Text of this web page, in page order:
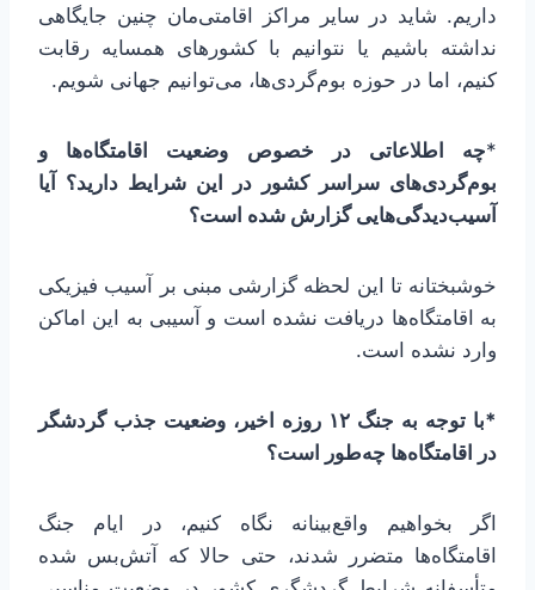
داریم. شاید در سایر مراکز اقامتی‌مان چنین جایگاهی
نداشته باشیم یا نتوانیم با کشورهای همسایه رقابت
کنیم، اما در حوزه بوم‌گردی‌ها، می‌توانیم جهانی شویم.
*چه اطلاعاتی در خصوص وضعیت اقامتگاه‌ها و
بوم‌گردی‌های سراسر کشور در این شرایط دارید؟ آیا
آسیب‌دیدگی‌هایی گزارش شده است؟
خوشبختانه تا این لحظه گزارشی مبنی بر آسیب فیزیکی
به اقامتگاه‌ها دریافت نشده است و آسیبی به این اماکن
وارد نشده است.
*با توجه به جنگ ۱۲ روزه اخیر، وضعیت جذب گردشگر
در اقامتگاه‌ها چه‌طور است؟
اگر بخواهیم واقع‌بینانه نگاه کنیم، در ایام جنگ
اقامتگاه‌ها متضرر شدند، حتی حالا که آتش‌بس شده